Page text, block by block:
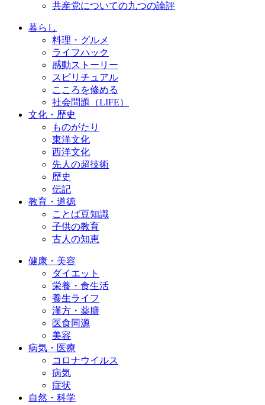
共産党についての九つの論評
暮らし
料理・グルメ
ライフハック
感動ストーリー
スピリチュアル
こころを修める
社会問題（LIFE）
文化・歴史
ものがたり
東洋文化
西洋文化
先人の超技術
歴史
伝記
教育・道徳
ことば豆知識
子供の教育
古人の知恵
健康・美容
ダイエット
栄養・食生活
養生ライフ
漢方・薬膳
医食同源
美容
病気・医療
コロナウイルス
病気
症状
自然・科学